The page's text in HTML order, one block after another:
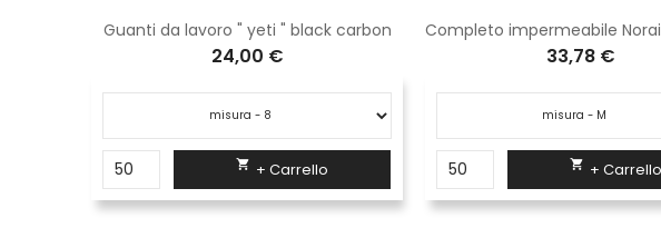
Guanti da lavoro " yeti " black carbon
24,00 €
 + Carrello
33,78 €
 + Carrello